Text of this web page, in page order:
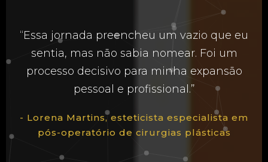
“Essa jornada preencheu um vazio que eu
sentia, mas não sabia nomear. Foi um
processo decisivo para minha expansão
pessoal e profissional.”
- Lorena Martins, esteticista especialista em
pós-operatório de cirurgias plásticas